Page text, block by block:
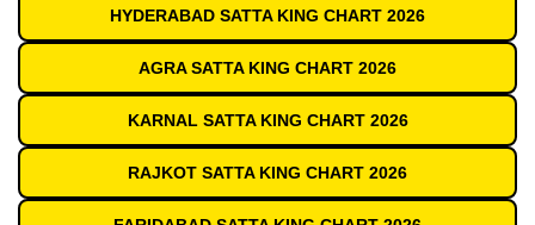
HYDERABAD SATTA KING CHART 2026
AGRA SATTA KING CHART 2026
KARNAL SATTA KING CHART 2026
RAJKOT SATTA KING CHART 2026